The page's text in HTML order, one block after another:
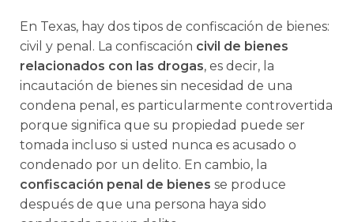
En Texas, hay dos tipos de confiscación de bienes:
civil y penal. La confiscación civil de bienes
relacionados con las drogas, es decir, la
incautación de bienes sin necesidad de una
condena penal, es particularmente controvertida
porque significa que su propiedad puede ser
tomada incluso si usted nunca es acusado o
condenado por un delito. En cambio, la
confiscación penal de bienes se produce
después de que una persona haya sido